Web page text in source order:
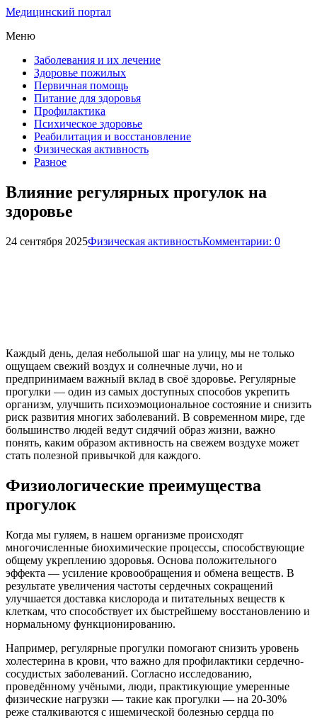
Медицинский портал
Меню
Заболевания и их лечение
Здоровье пожилых
Первичная помощь
Питание для здоровья
Профилактика
Психическое здоровье
Реабилитация и восстановление
Физическая активность
Разное
Влияние регулярных прогулок на
здоровье
24 сентября 2025Физическая активностьКомментарии: 0
Каждый день, делая небольшой шаг на улицу, мы не только
ощущаем свежий воздух и солнечные лучи, но и
предпринимаем важный вклад в своё здоровье. Регулярные
прогулки — один из самых доступных способов укрепить
организм, улучшить психоэмоциональное состояние и снизить
риск развития многих заболеваний. В современном мире, где
большинство людей ведут сидячий образ жизни, важно
понять, каким образом активность на свежем воздухе может
стать полезной привычкой для каждого.
Физиологические преимущества
прогулок
Когда мы гуляем, в нашем организме происходят
многочисленные биохимические процессы, способствующие
общему укреплению здоровья. Основа положительного
эффекта — усиление кровообращения и обмена веществ. В
результате увеличения частоты сердечных сокращений
улучшается доставка кислорода и питательных веществ к
клеткам, что способствует их быстрейшему восстановлению и
нормальному функционированию.
Например, регулярные прогулки помогают снизить уровень
холестерина в крови, что важно для профилактики сердечно-
сосудистых заболеваний. Согласно исследованию,
проведённому учёными, люди, практикующие умеренные
физические нагрузки — такие как прогулки — на 20-30%
реже сталкиваются с ишемической болезнью сердца по